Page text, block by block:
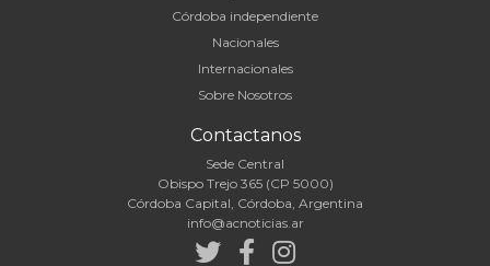
Córdoba independiente
Nacionales
Internacionales
Sobre Nosotros
Contactanos
Sede Central
Obispo Trejo 365 (CP 5000)
Córdoba Capital, Córdoba, Argentina
info@acnoticias.ar